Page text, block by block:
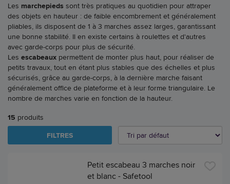
Les marchepieds sont très pratiques au quotidien pour attraper
des objets en hauteur : de faible encombrement et généralement
pliables, ils disposent de 1 à 3 marches assez larges, garantissant
une bonne stabilité. Il en existe certains à roulettes et d'autres
avec garde-corps pour plus de sécurité.
Les escabeaux permettent de monter plus haut, pour réaliser de
petits travaux, tout en étant plus stables que des échelles et plus
sécurisés, grâce au garde-corps, à la dernière marche faisant
généralement office de plateforme et à leur forme triangulaire. Le
nombre de marches varie en fonction de la hauteur.
15 produits
FILTRES
Petit escabeau 3 marches noir
et blanc - Safetool